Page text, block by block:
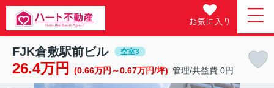
お気に入り
FJK倉敷駅前ビル 空室3
26.4万円 (0.66万円～0.67万円/坪) 管理/共益費 0円